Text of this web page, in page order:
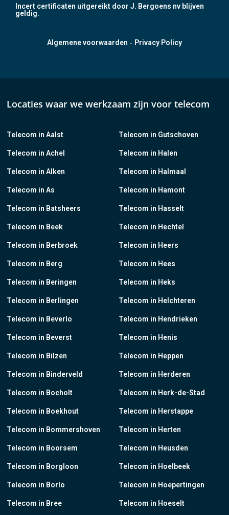
Incert certificaten uitgereikt door J. Bergoens nv blijven
geldig.
Algemene voorwaarden - Privacy Policy
Locaties waar we werkzaam zijn voor telecom
Telecom in Aalst
Telecom in Achel
Telecom in Alken
Telecom in As
Telecom in Batsheers
Telecom in Beek
Telecom in Berbroek
Telecom in Berg
Telecom in Beringen
Telecom in Berlingen
Telecom in Beverlo
Telecom in Beverst
Telecom in Bilzen
Telecom in Binderveld
Telecom in Bocholt
Telecom in Boekhout
Telecom in Bommershoven
Telecom in Boorsem
Telecom in Borgloon
Telecom in Borlo
Telecom in Bree
Telecom in Gutschoven
Telecom in Halen
Telecom in Halmaal
Telecom in Hamont
Telecom in Hasselt
Telecom in Hechtel
Telecom in Heers
Telecom in Hees
Telecom in Heks
Telecom in Helchteren
Telecom in Hendrieken
Telecom in Henis
Telecom in Heppen
Telecom in Herderen
Telecom in Herk-de-Stad
Telecom in Herstappe
Telecom in Herten
Telecom in Heusden
Telecom in Hoelbeek
Telecom in Hoepertingen
Telecom in Hoeselt